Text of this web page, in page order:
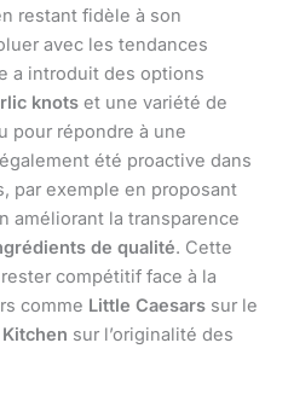
restant fidèle à son
avec les tendances
a introduit des options
knots et une variété de
pour répondre à une
été proactive dans
par exemple en proposant
améliorant la transparence
de qualité. Cette
compétitif face à la
comme Little Caesars sur le
sur l’originalité des